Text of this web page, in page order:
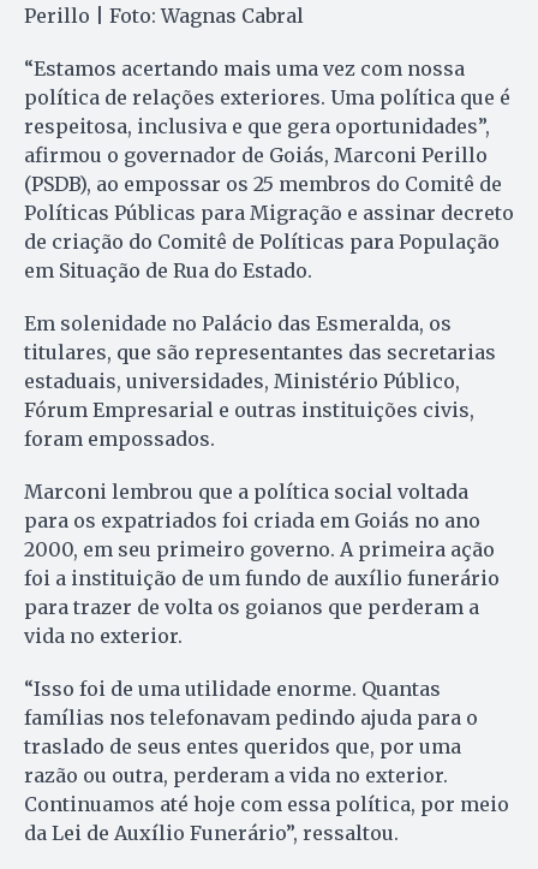
Perillo | Foto: Wagnas Cabral
“Estamos acertando mais uma vez com nossa
política de relações exteriores. Uma política que é
respeitosa, inclusiva e que gera oportunidades”,
afirmou o governador de Goiás, Marconi Perillo
(PSDB), ao empossar os 25 membros do Comitê de
Políticas Públicas para Migração e assinar decreto
de criação do Comitê de Políticas para População
em Situação de Rua do Estado.
Em solenidade no Palácio das Esmeralda, os
titulares, que são representantes das secretarias
estaduais, universidades, Ministério Público,
Fórum Empresarial e outras instituições civis,
foram empossados.
Marconi lembrou que a política social voltada
para os expatriados foi criada em Goiás no ano
2000, em seu primeiro governo. A primeira ação
foi a instituição de um fundo de auxílio funerário
para trazer de volta os goianos que perderam a
vida no exterior.
“Isso foi de uma utilidade enorme. Quantas
famílias nos telefonavam pedindo ajuda para o
traslado de seus entes queridos que, por uma
razão ou outra, perderam a vida no exterior.
Continuamos até hoje com essa política, por meio
da Lei de Auxílio Funerário”, ressaltou.